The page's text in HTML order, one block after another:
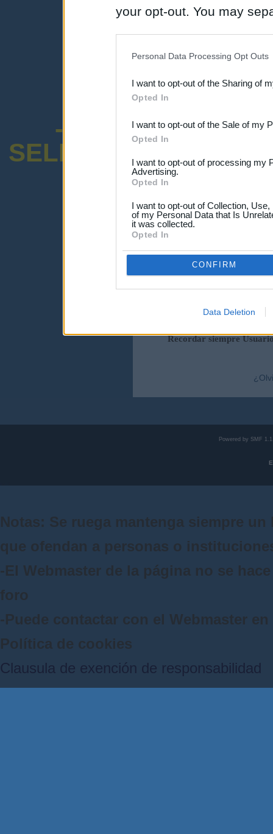
your opt-out. You may
Downstream Participants
third parties.
Personal Data Processing Opt Outs
I want to opt-out of the Sharing of
Opted In
I want to opt-out of the Sale of my
Opted In
I want to opt-out of processing my
Advertising.
Opted In
I want to opt-out of Collection,
of my Personal Data that Is
it was collected.
Opted In
CONFIRM
Data Deletion
-ENCUESTA
SELECTIVO
¡Advertencia!
El tema o foro que estás buscando
Por favor ingresa abajo o haz clic-
Recordar siempre
Powered by SMF
Notas: Se ruega mantenga siempre
que ofendan a personas o
-El Webmaster de la página no se
foro
-Puede contactar con el Webmaster
Política de cookies
Clausula de exención de responsabilidad